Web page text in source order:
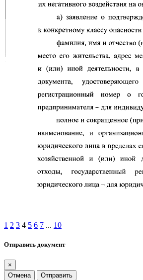
1 2 3 4 5 6 7 ... 10
Отправить документ
×
Отмена
Отправить